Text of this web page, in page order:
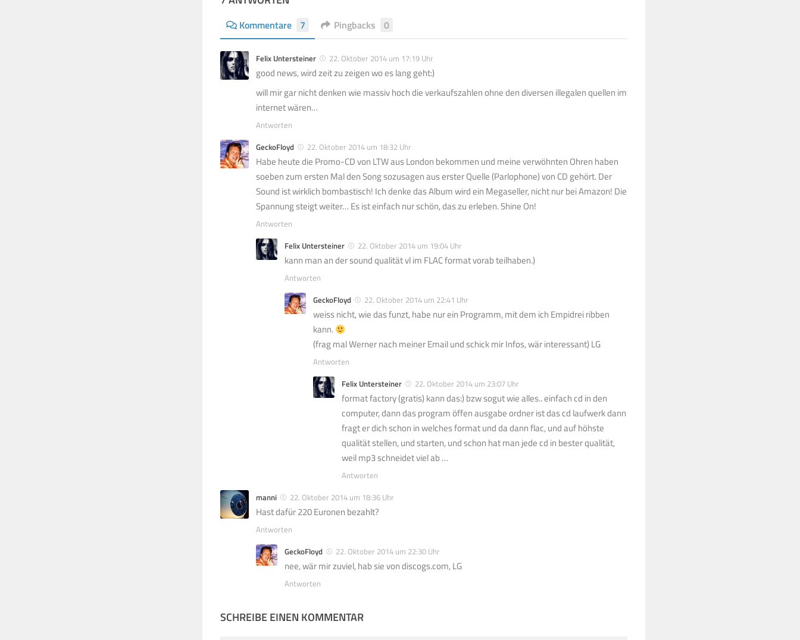
Kommentare 7 Pingbacks 0
Felix Untersteiner 22. Oktober 2014 um 17:19 Uhr
good news, wird zeit zu zeigen wo es lang geht:)
will mir gar nicht denken wie massiv hoch die verkaufszahlen ohne den diversen illegalen quellen im
internet wären…
Antworten
GeckoFloyd
22. Oktober 2014 um 18:32 Uhr
Habe heute die Promo-CD von LTW aus London bekommen und meine verwöhnten Ohren haben
soeben zum ersten Mal den Song sozusagen aus erster Quelle (Parlophone) von CD gehört. Der
Sound ist wirklich bombastisch! Ich denke das Album wird ein Megaseller, nicht nur bei Amazon! Die
Spannung steigt weiter… Es ist einfach nur schön, das zu erleben. Shine On!
Antworten
Felix Untersteiner
22. Oktober 2014 um 19:04 Uhr
kann man an der sound qualität vl im FLAC format vorab teilhaben.)
Antworten
GeckoFloyd
22. Oktober 2014 um 22:41 Uhr
weiss nicht, wie das funzt, habe nur ein Programm, mit dem ich Empidrei ribben
kann.
(frag mal Werner nach meiner Email und schick mir Infos, wär interessant) LG
Antworten
Felix Untersteiner
22. Oktober 2014 um 23:07 Uhr
format factory (gratis) kann das:) bzw sogut wie alles.. einfach cd in den
computer, dann das program öffen ausgabe ordner ist das cd laufwerk dann
fragt er dich schon in welches format und da dann flac, und auf höhste
qualität stellen, und starten, und schon hat man jede cd in bester qualität,
weil mp3 schneidet viel ab …
Antworten
manni
22. Oktober 2014 um 18:36 Uhr
Hast dafür 220 Euronen bezahlt?
Antworten
GeckoFloyd
22. Oktober 2014 um 22:30 Uhr
nee, wär mir zuviel, hab sie von discogs.com, LG
Antworten
SCHREIBE EINEN KOMMENTAR